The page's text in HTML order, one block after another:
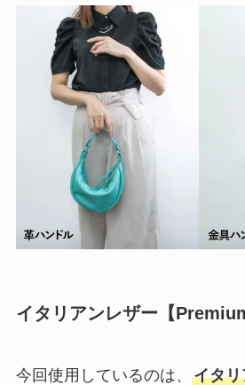
イタリアンレザー【
今回使用しているのは、 イタ